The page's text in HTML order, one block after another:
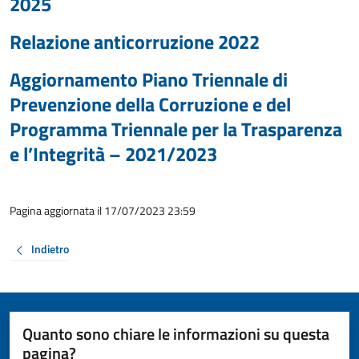
Relazione anticorruzione 2022
Aggiornamento Piano Triennale di
Prevenzione della Corruzione e del
Programma Triennale per la Trasparenza
e l’Integrità – 2021/2023
Pagina aggiornata il 17/07/2023 23:59
Indietro
Quanto sono chiare le informazioni su questa
pagina?